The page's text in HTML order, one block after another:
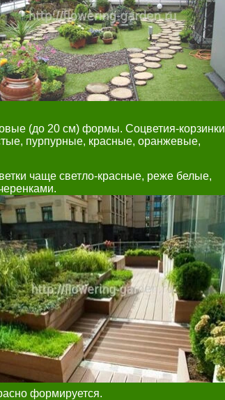
(до 20 см) формы. Соцветия-корзинки
пурпурные, красные, оранжевые,
чаще светло-красные, реже белые,
формируется.